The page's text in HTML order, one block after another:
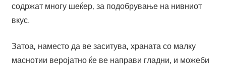
содржат многу шеќер, за подобрување на нивниот
вкус.
Затоа, наместо да ве заситува, храната со малку
маснотии веројатно ќе ве направи гладни, и можеби